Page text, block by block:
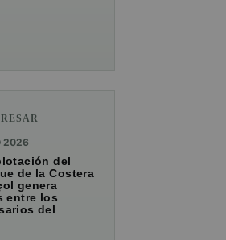
2026
del
de la Costera
genera
entre los
del